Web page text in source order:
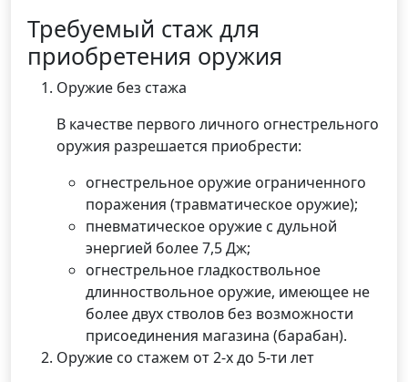
Требуемый стаж для
приобретения оружия
Оружие без стажа
В качестве первого личного огнестрельного
оружия разрешается приобрести:
огнестрельное оружие ограниченного
поражения (травматическое оружие);
пневматическое оружие с дульной
энергией более 7,5 Дж;
огнестрельное гладкоствольное
длинноствольное оружие, имеющее не
более двух стволов без возможности
присоединения магазина (барабан).
Оружие со стажем от 2-х до 5-ти лет